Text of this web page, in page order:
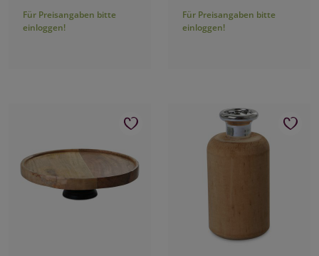
Für Preisangaben bitte
einloggen!
Für Preisangaben bitte
einloggen!